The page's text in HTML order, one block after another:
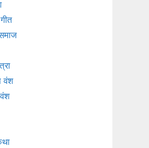
वंश
वंश